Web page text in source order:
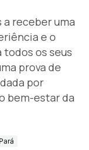
receber uma
e o
os seus
prova de
por
bem-estar da